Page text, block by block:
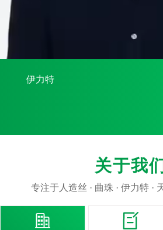
伊力特
关于我
专注于人造丝 · 曲珠 · 伊力特 ·
 